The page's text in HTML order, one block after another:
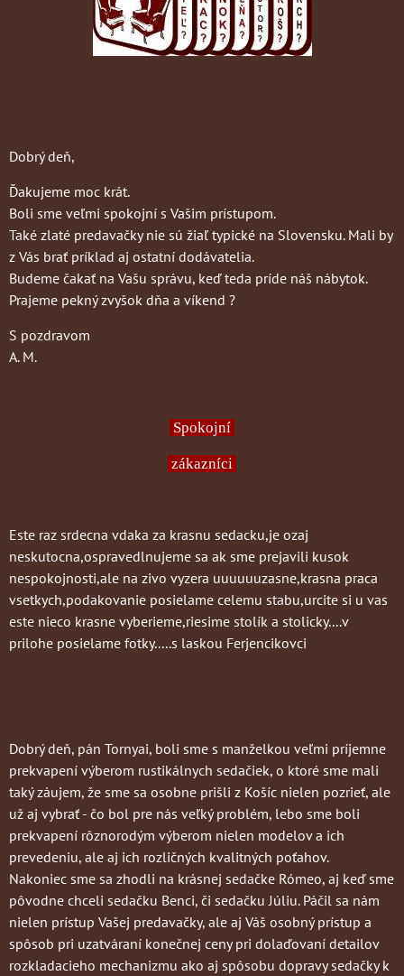
Dobrý deň,
Ďakujeme moc krát.
Boli sme veľmi spokojní s Vašim prístupom.
Také zlaté predavačky nie sú žiaľ typické na Slovensku. Mali by
z Vás brať príklad aj ostatní dodávatelia.
Budeme čakať na Vašu správu, keď teda príde náš nábytok.
Prajeme pekný zvyšok dňa a víkend ?
S pozdravom
A. M.
Spokojní
zákazníci
Este raz srdecna vdaka za krasnu sedacku,je ozaj
neskutocna,ospravedlnujeme sa ak sme prejavili kusok
nespokojnosti,ale na zivo vyzera uuuuuuzasne,krasna praca
vsetkych,podakovanie posielame celemu stabu,urcite si u vas
este nieco krasne vyberieme,riesime stolík a stolicky....v
prilohe posielame fotky.....s laskou Ferjencikovci
Dobrý deň, pán Tornyai, boli sme s manželkou veľmi príjemne
prekvapení výberom rustikálnych sedačiek, o ktoré sme mali
taký záujem, že sme sa osobne prišli z Košíc nielen pozrieť, ale
už aj vybrať - čo bol pre nás veľký problém, lebo sme boli
prekvapení rôznorodým výberom nielen modelov a ich
prevedeniu, ale aj ich rozličných kvalitných poťahov.
Nakoniec sme sa zhodli na krásnej sedačke Rómeo, aj keď sme
pôvodne chceli sedačku Benci, či sedačku Júliu. Páčil sa nám
nielen prístup Vašej predavačky, ale aj Váš osobný prístup a
spôsob pri uzatváraní konečnej ceny pri dolaďovaní detailov
rozkladacieho mechanizmu ako aj spôsobu dopravy sedačky k